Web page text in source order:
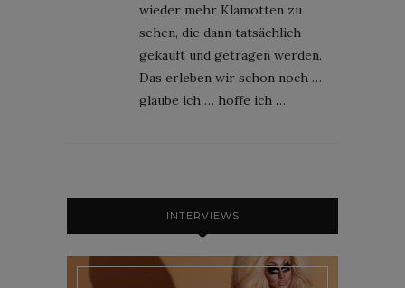
wieder mehr Klamotten zu
sehen, die dann tatsächlich
gekauft und getragen werden.
Das erleben wir schon noch …
glaube ich … hoffe ich …
INTERVIEWS